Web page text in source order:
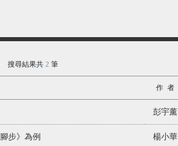
尋結果共 2 筆
作 者
彭宇薰
步》為例 楊小華